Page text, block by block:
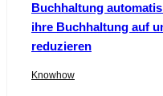
Buchhaltung
ihre Buchhaltung auf
reduzieren
Knowhow